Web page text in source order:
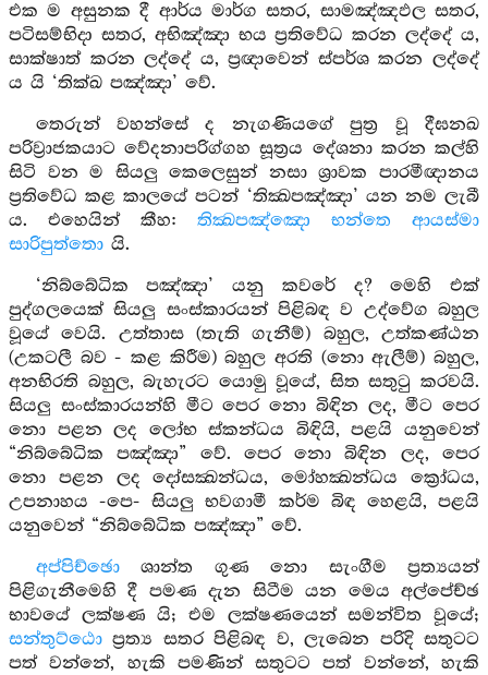
එක ම අසුනක දී ආර්ය මාර්ග සතර, සාමඤ්ඤඵල සතර,
පටිසම්භිදා සතර, අභිඤ්ඤා භය ප්‍රතිවේධ කරන ලද්දේ ය,
සාක්ෂාත් කරන ලද්දේ ය, ප්‍රඥාවෙන් ස්පර්ශ කරන ලද්දේ
ය යි ‘තික්ඛ පඤ්ඤා’ වේ.
තෙරුන් වහන්සේ ද නැගණියගේ පුත්‍ර වූ දීඝනඛ
පරිව්‍රාජකයාට වේදනාපරිග්ගහ සූත්‍රය දේශනා කරන කල්හි
සිටි වන ම සියලු කෙලෙසුන් නසා ශ්‍රාවක පාරමීඥානය
ප්‍රතිවේධ කළ කාලයේ පටන් ‘තික්‍ඛපඤ්ඤා’ යන නම ලැබී
ය. එහෙයින් කීහ:තික්‍ඛපඤ්ඤො භන්තෙ ආයස්මා
සාරිපුත්තො යි.
‘නිබ්බේධික පඤ්ඤා’ යනු කවරේ ද? මෙහි එක්
පුද්ගලයෙක් සියලු සංස්කාරයන් පිළිබඳ ව උද්වේග බහුල
වූයේ වෙයි. උත්තාස (තැති ගැනීම්) බහුල, උත්කණ්ඨන
(උකටලී බව - කළ කිරීම) බහුල අරති (නො ඇලීම්) බහුල,
අනභිරති බහුල, බැහැරට යොමු වූයේ, සිත සතුටු කරවයි.
සියලු සංස්කාරයන්හි මීට පෙර නො බිඳින ලද, මීට පෙර
නො පළන ලද ලෝභ ස්කන්ධය බිඳියි, පළයි යනුවෙන්
“නිබ්බේධික පඤ්ඤා” වේ. පෙර නො බිඳින ලද, පෙර
නො පළන ලද දෝසක්‍ඛන්ධය, මෝහක්‍ඛන්ධය ක්‍රෝධය,
උපනාහය -පෙ- සියලු භවගාමී කර්ම බිඳ හෙළයි, පළයි
යනුවෙන් “නිබ්බේධික පඤ්ඤා” වේ.
අප්පිච්ඡොශාන්ත ගුණ නො සැංගීම ප්‍රත්‍යයන්
පිළිගැනීමෙහි දී පමණ දැන සිටීම යන මෙය අල්පේච්ඡ
භාවයේ ලක්ෂණ යි; එම ලක්ෂණයෙන් සමන්විත වූයේ;
සන්තුට්ඨො ප්‍රත්‍ය සතර පිළිබඳ ව, ලැබෙන පරිදි සතුටට
පත් වන්නේ, හැකි පමණින් සතුටට පත් වන්නේ, හැකි